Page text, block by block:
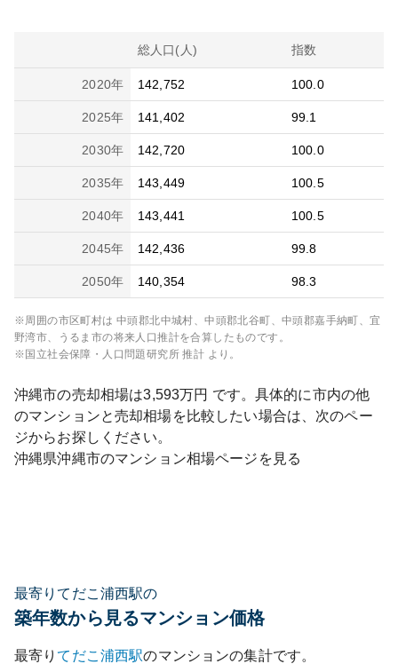
総人口(人) 指数
2020年 142,752 100.0
2025年 141,402 99.1
2030年 142,720 100.0
2035年 143,449 100.5
2040年 143,441 100.5
2045年 142,436 99.8
2050年 140,354 98.3
※周囲の市区町村は 中頭郡北中城村、中頭郡北谷町、中頭郡嘉手納町、宜
野湾市、うるま市の将来人口推計を合算したものです。
※国立社会保障・人口問題研究所 推計 より。
沖縄市の売却相場は3,593万円 です。具体的に市内の他
のマンションと売却相場を比較したい場合は、次のペー
ジからお探しください。
沖縄県沖縄市のマンション相場ページを見る
最寄りてだこ浦西駅の
築年数から見るマンション価格
最寄りてだこ浦西駅のマンションの集計です。